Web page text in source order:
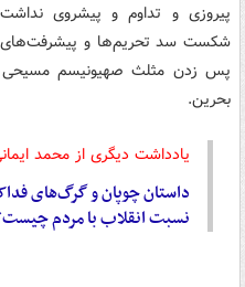
پیروزی و تداوم و پیشروی
شکست سد تحریم‌ها و پیشرفت‌های
پس زدن مثلث صهیونیسم مسیحی
بحرین.
یادداشت دیگری از محمد
داستان چوپان و گرگ‌های
نسبت انقلاب با مردم